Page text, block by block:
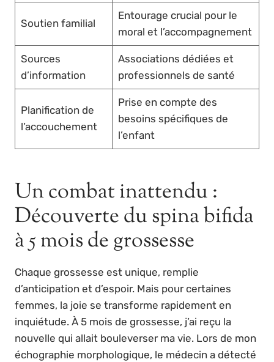
Soutien familial
Entourage crucial pour le
moral et l’accompagnement
Sources
d’information
Associations dédiées et
professionnels de santé
Planification de
l’accouchement
Prise en compte des
besoins spécifiques de
l’enfant
Un combat inattendu :
Découverte du spina bifida
à 5 mois de grossesse
Chaque grossesse est unique, remplie
d’anticipation et d’espoir. Mais pour certaines
femmes, la joie se transforme rapidement en
inquiétude. À 5 mois de grossesse, j’ai reçu la
nouvelle qui allait bouleverser ma vie. Lors de mon
échographie morphologique, le médecin a détecté